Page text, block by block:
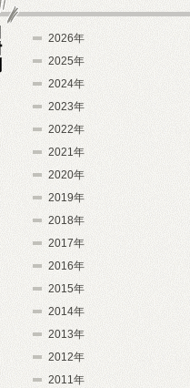
2026年
2025年
2024年
2023年
2022年
2021年
2020年
2019年
2018年
2017年
2016年
2015年
2014年
2013年
2012年
2011年